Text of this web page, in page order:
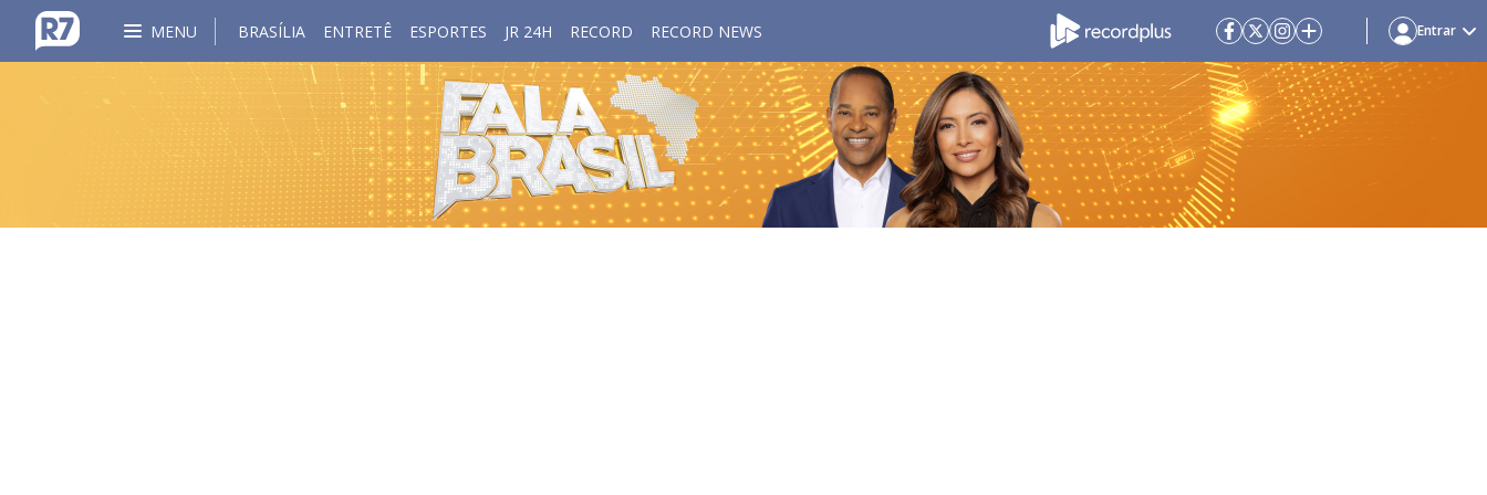
MENU BRASÍLIA ENTRETÊ ESPORTES JR 24H RECORD RECORD NEWS Entrar